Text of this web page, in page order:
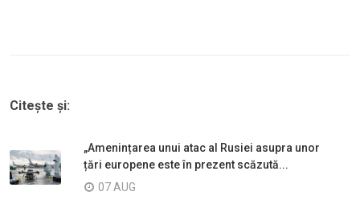
Citește și:
„Amenințarea unui atac al Rusiei asupra unor
țări europene este în prezent scăzută...
07 AUG